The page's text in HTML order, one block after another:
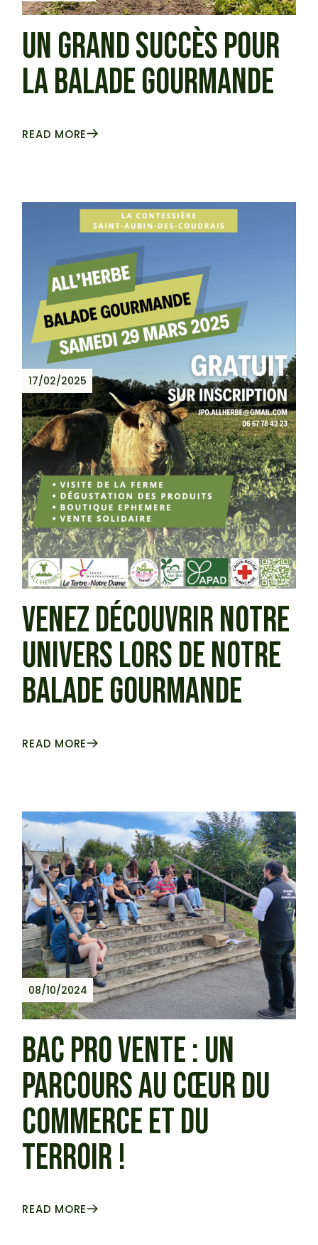
UN GRAND SUCCÈS POUR
LA BALADE GOURMANDE
READ MORE
17/02/2025
VENEZ DÉCOUVRIR NOTRE
UNIVERS LORS DE NOTRE
BALADE GOURMANDE
READ MORE
08/10/2024
BAC PRO VENTE : UN
PARCOURS AU CŒUR DU
COMMERCE ET DU
TERROIR !
READ MORE